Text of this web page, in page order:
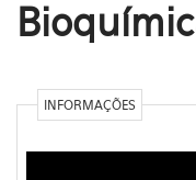
INFORMAÇÕES